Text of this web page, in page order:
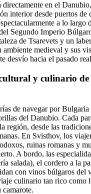
directamente en el Danubio,
interior desde puertos de
a lo largo
Segundo Imperio
de Tsarevets y un
ambiente medieval y sus
desvío hacia el pasado
y culinario de
de navegar por
del Danubio. Cada
región, desde las
En Svisthov, los
ruinas romanas y
A bordo, las
salada), el cordero a la
con vinos búlgaros del
culinario tan rico como
camarote.